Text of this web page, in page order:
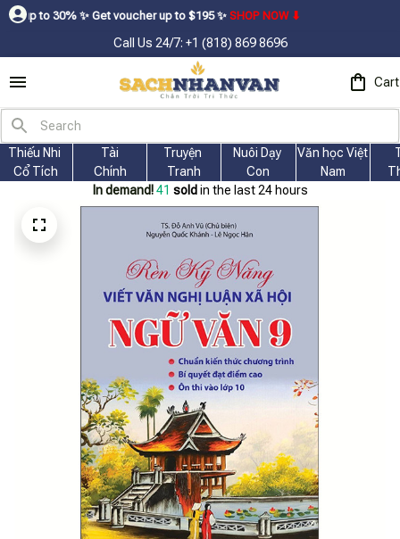
ㅤ Get voucher up to $195ㅤ ✨ㅤSHOP NOW ⬇
Call Us 24/7: +1 (818) 869 8696
Cart
Thiếu Nhi
Cổ Tích
Tài
Chính
Truyện
Tranh
Nuôi Dạy
Con
Văn học Việt
Nam
In demand! 41 sold in the last 24 hours